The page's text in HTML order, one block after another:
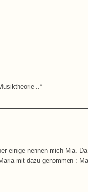
einige nennen mich Mia.
mit dazu genommen :